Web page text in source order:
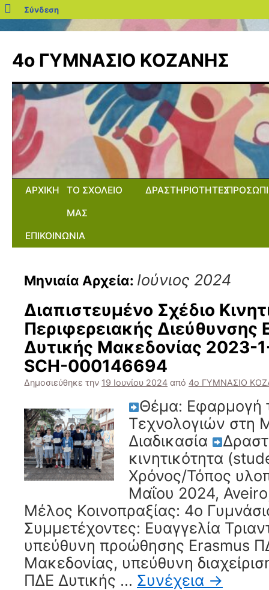
blogs.sch.gr
Σύνδεση
περιεχόμενο
4ο ΓΥΜΝΑΣΙΟ ΚΟΖΑΝΗΣ
ΑΡΧΙΚΗ
ΤΟ ΣΧΟΛΕΙΟ
ΜΑΣ
ΔΡΑΣΤΗΡΙΟΤΗΤΕΣ
ΕΠΙΚΟΙΝΩΝΙΑ
Μηνιαία Αρχεία: Ιούνιος 2024
Διαπιστευμένο Σχέδιο
Περιφερειακής Διεύθυνσης
Δυτικής Μακεδονίας 2023-
SCH-000146694
Δημοσιεύθηκε την 19 Ιουνίου 2024 από 4ο ΓΥΜΝΑΣΙΟ
Θέμα: Εφαρμογή
Τεχνολογιών στη
Διαδικασία
κινητικότητα
Χρόνος/Τόπος
Μαΐου 2024,
Μέλος Κοινοπραξίας: 4ο
Συμμετέχοντες: Ευαγγελία
υπεύθυνη προώθησης Erasmus
Μακεδονίας, υπεύθυνη
ΠΔΕ Δυτικής … Συνέχεια →